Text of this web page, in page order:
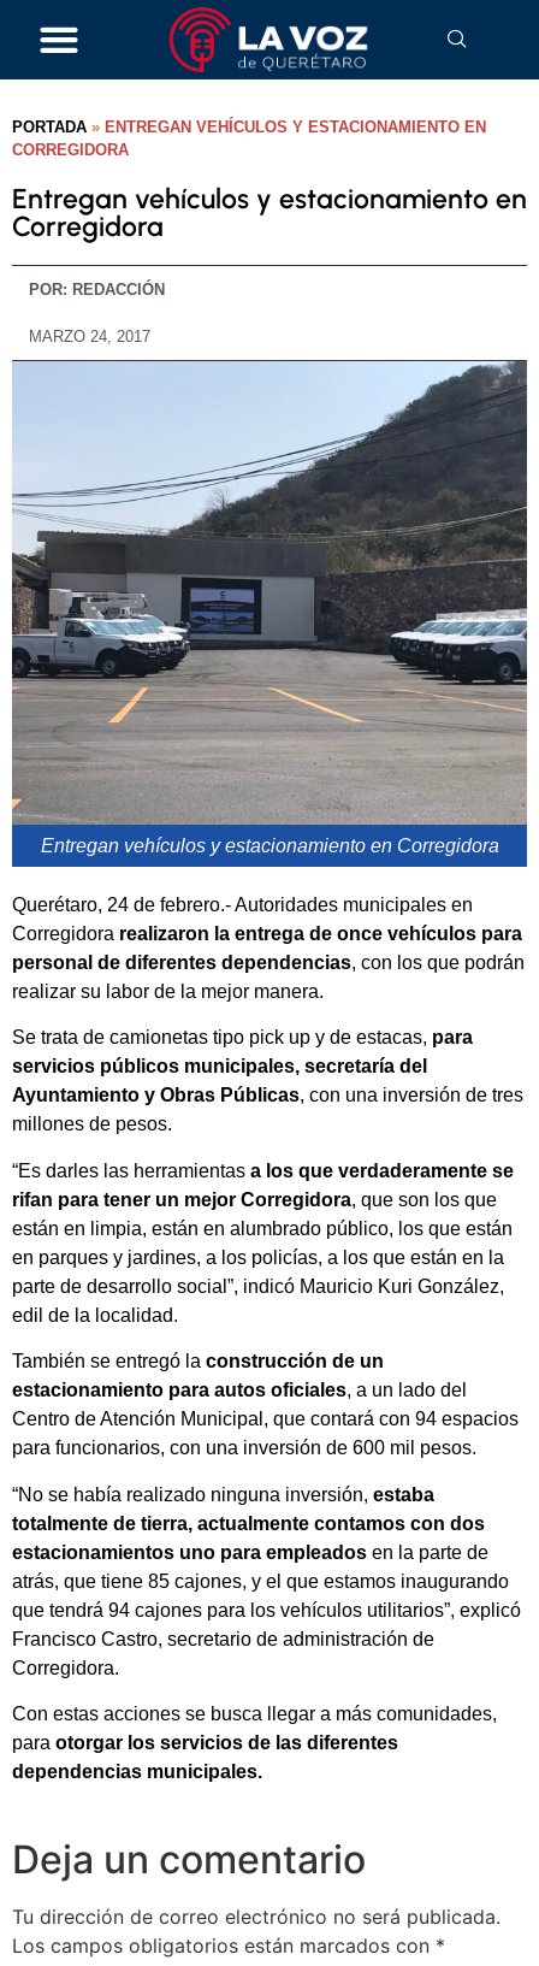
PORTADA » ENTREGAN VEHÍCULOS Y ESTACIONAMIENTO EN
CORREGIDORA
Entregan vehículos y estacionamiento en
Corregidora
POR: REDACCIÓN
MARZO 24, 2017
Entregan vehículos y estacionamiento en Corregidora
Querétaro, 24 de febrero.- Autoridades municipales en
Corregidora realizaron la entrega de once vehículos para
personal de diferentes dependencias, con los que podrán
realizar su labor de la mejor manera.
Se trata de camionetas tipo pick up y de estacas, para
servicios públicos municipales, secretaría del
Ayuntamiento y Obras Públicas, con una inversión de tres
millones de pesos.
“Es darles las herramientas a los que verdaderamente se
rifan para tener un mejor Corregidora, que son los que
están en limpia, están en alumbrado público, los que están
en parques y jardines, a los policías, a los que están en la
parte de desarrollo social”, indicó Mauricio Kuri González,
edil de la localidad.
También se entregó la construcción de un
estacionamiento para autos oficiales, a un lado del
Centro de Atención Municipal, que contará con 94 espacios
para funcionarios, con una inversión de 600 mil pesos.
“No se había realizado ninguna inversión, estaba
totalmente de tierra, actualmente contamos con dos
estacionamientos uno para empleados en la parte de
atrás, que tiene 85 cajones, y el que estamos inaugurando
que tendrá 94 cajones para los vehículos utilitarios”, explicó
Francisco Castro, secretario de administración de
Corregidora.
Con estas acciones se busca llegar a más comunidades,
para otorgar los servicios de las diferentes
dependencias municipales.
Deja un comentario
Tu dirección de correo electrónico no será publicada.
Los campos obligatorios están marcados con *